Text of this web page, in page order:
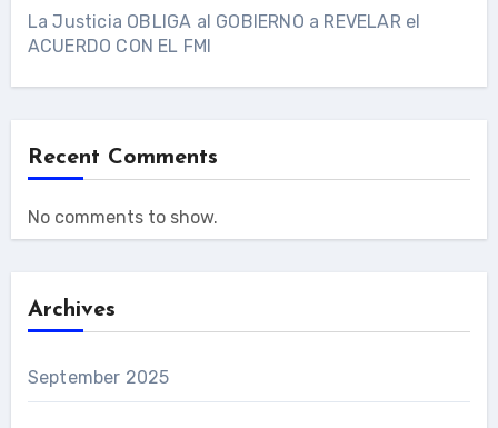
La Justicia OBLIGA al GOBIERNO a REVELAR el
ACUERDO CON EL FMI
Recent Comments
No comments to show.
Archives
September 2025